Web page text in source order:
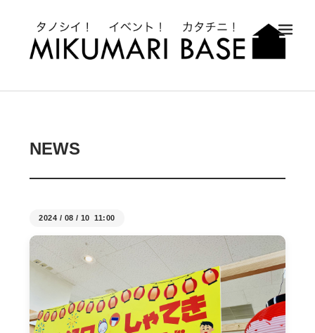
NEWS
2024 / 08 / 10 11:00